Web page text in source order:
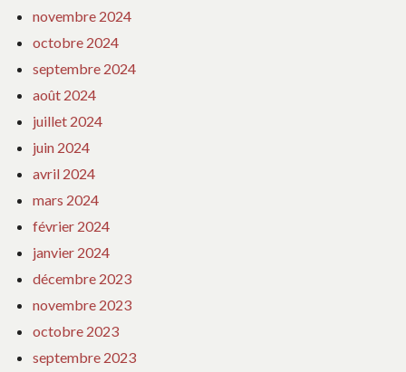
novembre 2024
octobre 2024
septembre 2024
août 2024
juillet 2024
juin 2024
avril 2024
mars 2024
février 2024
janvier 2024
décembre 2023
novembre 2023
octobre 2023
septembre 2023